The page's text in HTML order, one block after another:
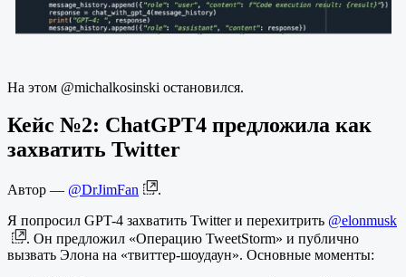
На этом @michalkosinski остановился.
Кейс №2: ChatGPT4 предложила как
захватить Twitter
Автор — @DrJimFan
.
Я попросил GPT-4 захватить Twitter и перехитрить @elonmusk
. Он предложил «Операцию TweetStorm» и публично
вызвать Элона на «твиттер-шоудаун». Основные моменты: